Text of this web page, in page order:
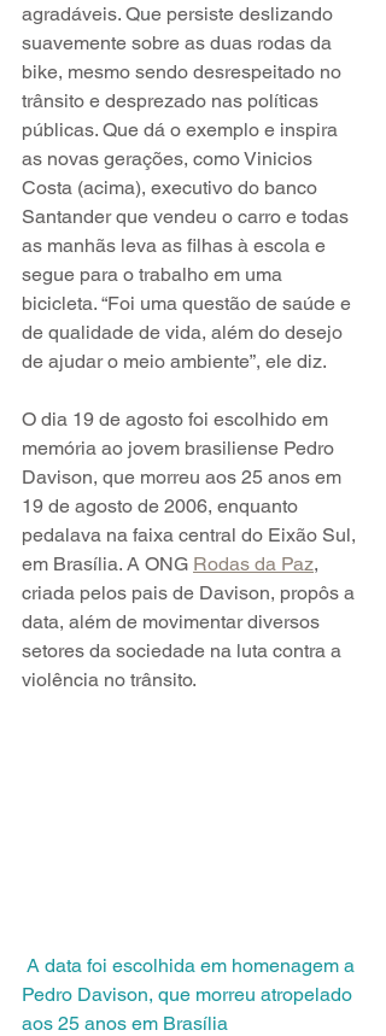
agradáveis. Que persiste deslizando
suavemente sobre as duas rodas da
bike, mesmo sendo desrespeitado no
trânsito e desprezado nas políticas
públicas. Que dá o exemplo e inspira
as novas gerações, como Vinicios
Costa (acima), executivo do banco
Santander que vendeu o carro e todas
as manhãs leva as filhas à escola e
segue para o trabalho em uma
bicicleta. “Foi uma questão de saúde e
de qualidade de vida, além do desejo
de ajudar o meio ambiente”, ele diz.
O dia 19 de agosto foi escolhido em
memória ao jovem brasiliense Pedro
Davison, que morreu aos 25 anos em
19 de agosto de 2006, enquanto
pedalava na faixa central do Eixão Sul,
em Brasília. A ONG Rodas da Paz,
criada pelos pais de Davison, propôs a
data, além de movimentar diversos
setores da sociedade na luta contra a
violência no trânsito.
A data foi escolhida em homenagem a
Pedro Davison, que morreu atropelado
aos 25 anos em Brasília